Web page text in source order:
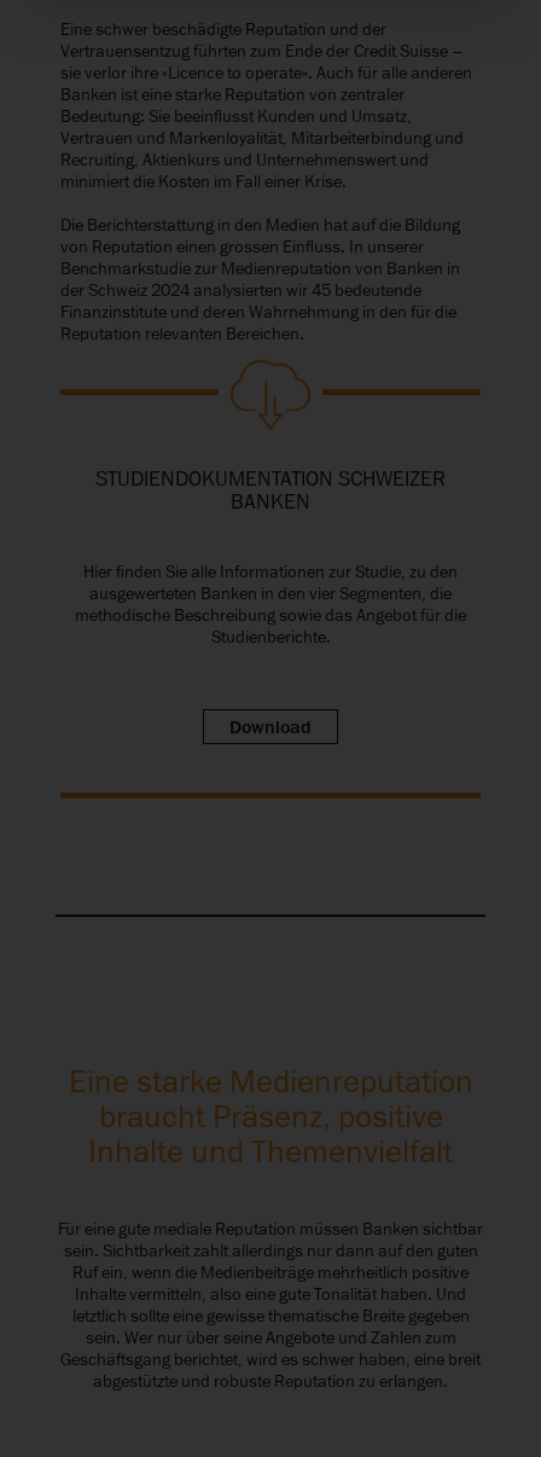
Eine schwer beschädigte Reputation und der
Vertrauensentzug führten zum Ende der Credit Suisse –
sie verlor ihre «Licence to operate». Auch für alle anderen
Banken ist eine starke Reputation von zentraler
Bedeutung: Sie beeinflusst Kunden und Umsatz,
Vertrauen und Markenloyalität, Mitarbeiterbindung und
Recruiting, Aktienkurs und Unternehmenswert und
minimiert die Kosten im Fall einer Krise.
Die Berichterstattung in den Medien hat auf die Bildung
von Reputation einen grossen Einfluss. In unserer
Benchmarkstudie zur Medienreputation von Banken in
der Schweiz 2024 analysierten wir 45 bedeutende
Finanzinstitute und deren Wahrnehmung in den für die
Reputation relevanten Bereichen.
STUDIENDOKUMENTATION SCHWEIZER
BANKEN
Hier finden Sie alle Informationen zur Studie, zu den
ausgewerteten Banken in den vier Segmenten, die
methodische Beschreibung sowie das Angebot für die
Studienberichte.
Download
Eine starke Medienreputation
braucht Präsenz, positive
Inhalte und Themenvielfalt
Für eine gute mediale Reputation müssen Banken sichtbar
sein. Sichtbarkeit zahlt allerdings nur dann auf den guten
Ruf ein, wenn die Medienbeiträge mehrheitlich positive
Inhalte vermitteln, also eine gute Tonalität haben. Und
letztlich sollte eine gewisse thematische Breite gegeben
sein. Wer nur über seine Angebote und Zahlen zum
Geschäftsgang berichtet, wird es schwer haben, eine breit
abgestützte und robuste Reputation zu erlangen.